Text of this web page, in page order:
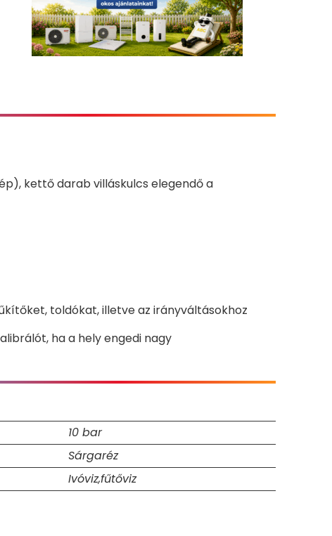
kettő darab villáskulcs elegendő a
toldókat, illetve az irányváltásokhoz
ha a hely engedi nagy
10 bar
Sárgaréz
Ivóviz,fűtőviz